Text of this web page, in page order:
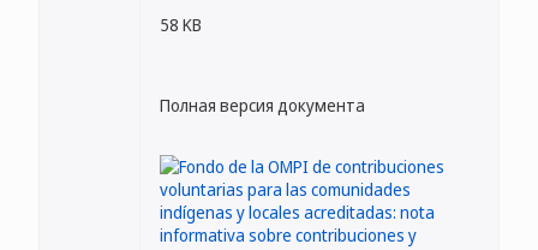
58 KB
Полная версия документа